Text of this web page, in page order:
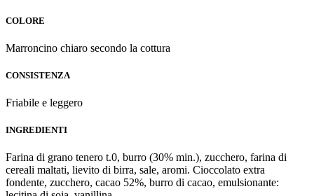
COLORE
Marroncino chiaro secondo la cottura
CONSISTENZA
Friabile e leggero
INGREDIENTI
Farina di grano tenero t.0, burro (30% min.), zucchero, farina di
cereali maltati, lievito di birra, sale, aromi. Cioccolato extra
fondente, zucchero, cacao 52%, burro di cacao, emulsionante: